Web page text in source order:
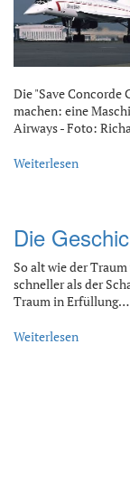
Die "Save Concorde
machen: eine
Airways - Foto:
Weiterlesen
Die
So alt wie der
schneller als der
Traum in Erfüllung…
Weiterlesen